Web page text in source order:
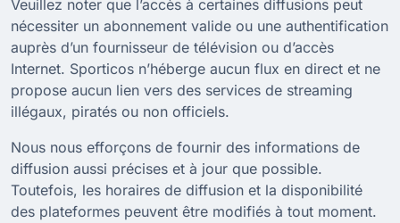
Veuillez noter que l’accès à certaines diffusions peut
nécessiter un abonnement valide ou une authentification
auprès d’un fournisseur de télévision ou d’accès
Internet. Sporticos n’héberge aucun flux en direct et ne
propose aucun lien vers des services de streaming
illégaux, piratés ou non officiels.
Nous nous efforçons de fournir des informations de
diffusion aussi précises et à jour que possible.
Toutefois, les horaires de diffusion et la disponibilité
des plateformes peuvent être modifiés à tout moment.